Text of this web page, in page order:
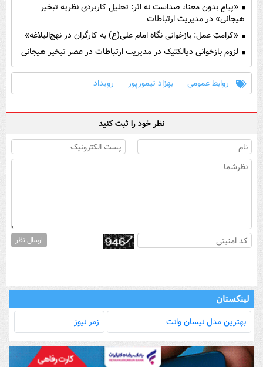
«پیامِ بدون معنا، صداست نه اثر: تحلیل کاربردی نظریه تبخیر
هیجانی» در مدیریت ارتباطات
«کرامتِ عمل: بازخوانی نگاه امام علی(ع) به کارگران در نهج‌البلاغه»
لزوم بازخوانی دیالکتیک در مدیریت ارتباطات در عصر تبخیر هیجانی
روابط عمومی بهزاد تیمورپور رویداد
نظر خود را ثبت کنید
ارسال نظر
لینکستان
بهترین مدل‌ نیسان وانت زمر نیوز